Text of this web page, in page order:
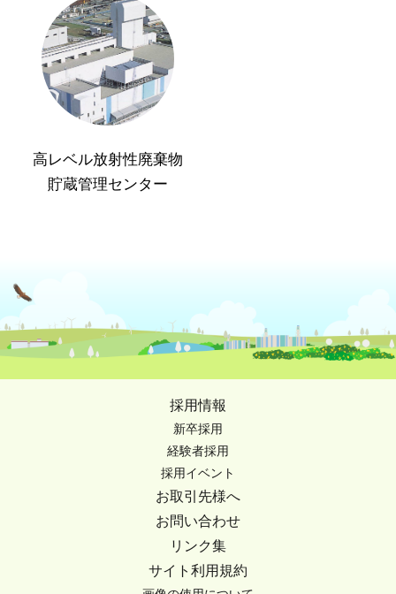
高レベル放射性廃棄物
貯蔵管理センター
採用情報
新卒採用
経験者採用
採用イベント
お取引先様へ
お問い合わせ
リンク集
サイト利用規約